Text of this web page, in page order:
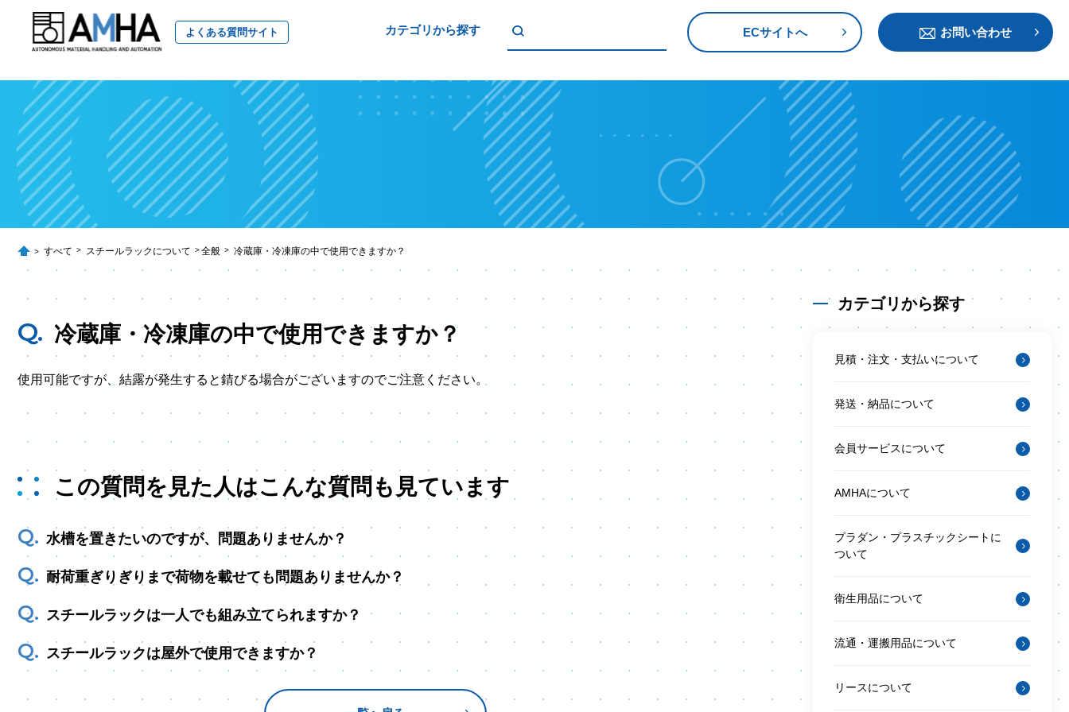
よくある質問サイト カテゴリから探す ECサイトへ お問い合わせ
すべて スチールラックについて 全般 冷蔵庫・冷凍庫の中で使用できますか？
冷蔵庫・冷凍庫の中で使用できますか？
使用可能ですが、結露が発生すると錆びる場合がございますのでご注意ください。
この質問を見た人はこんな質問も見ています
水槽を置きたいのですが、問題ありませんか？
耐荷重ぎりぎりまで荷物を載せても問題ありませんか？
スチールラックは一人でも組み立てられますか？
スチールラックは屋外で使用できますか？
カテゴリから探す
見積・注文・支払いについて
発送・納品について
会員サービスについて
AMHAについて
プラダン・プラスチックシートに
ついて
衛生用品について
流通・運搬用品について
リースについて